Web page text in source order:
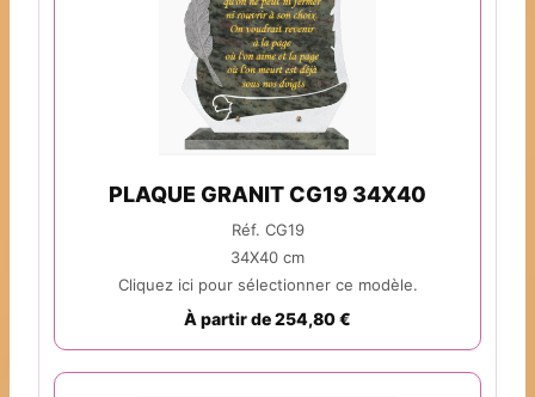
PLAQUE GRANIT CG19 34X40
Réf. CG19
34X40 cm
Cliquez ici pour sélectionner ce modèle.
À partir de 254,80 €